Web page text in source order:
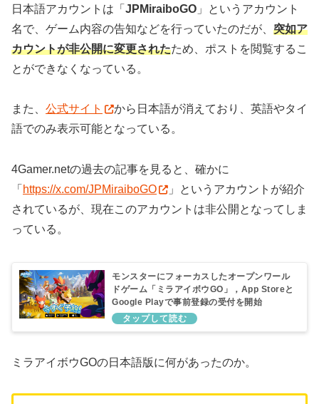
日本語アカウントは「 JPMiraiboGO 」というアカウント
名で、ゲーム内容の告知などを行っていたのだが、 突如ア
カウントが非公開に変更されたため、ポストを閲覧するこ
とができなくなっている。
また、 公式サイト
から日本語が消えており、英語やタイ
語でのみ表示可能となっている。
4Gamer.netの過去の記事を見ると、確かに
「 https://x.com/JPMiraiboGO
」というアカウントが紹介
されているが、現在このアカウントは非公開となってしま
っている。
モンスターにフォーカスしたオープンワール
ドゲーム「ミラアイボウGO」，App Storeと
Google Playで事前登録の受付を開始
ミラアイボウGOの日本語版に何があったのか。